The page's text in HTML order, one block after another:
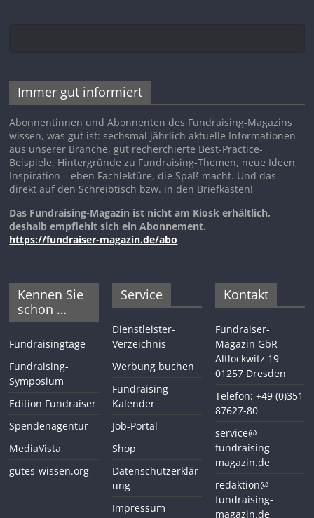
Immer gut informiert
Abonnentinnen und Abonnenten des Fundraising-Magazins
wissen, was gut ist: sechsmal jährlich aktuelle Informationen
aus unserer Branche, gut recherchierte Best-Practice-
Beispiele, Hintergründe zu Fundraising-Themen, neue Ideen,
Inspiration – eben Fachlektüre, die Spaß macht. Und das
direkt auf den Schreibtisch bzw. in den Briefkasten!
Das Fundraising-Magazin ist nicht am Kiosk erhältlich,
deshalb empfiehlt sich ein Abonnement.
https://fundraiser-magazin.de/abo
Kennen Sie
schon …
Fundraisingtage
Fundraising-
Symposium
Edition Fundraiser
Spendenagentur
MediaVista
gutes-wissen.org
Service
Dienstleister-
Verzeichnis
Werbung buchen
Fundraising-
Kalender
Job-Portal
Shop
Datenschutzerklär
ung
Impressum
Kontakt
Fundraiser-
Magazin GbR
Altlockwitz 19
01257 Dresden
Telefon: +49 (0)351
87627-80
service@
fundraising-
magazin.de
redaktion@
fundraising-
magazin.de